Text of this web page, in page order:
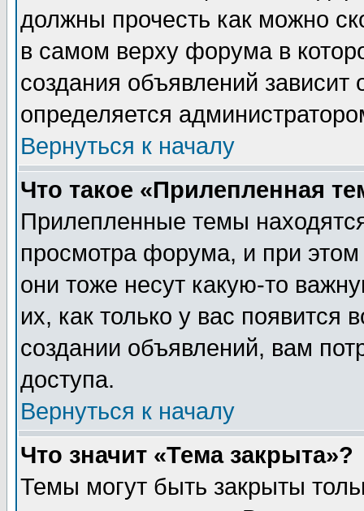
должны прочесть как можно
в самом верху форума в
создания объявлений зависит
определяется
Вернуться к началу
Что такое «Прилепленная
Прилепленные темы
просмотра форума, и при
они тоже несут какую-то
их, как только у вас появится
создании объявлений, вам
доступа.
Вернуться к началу
Что значит «Тема закрыта»?
Темы могут быть закрыты